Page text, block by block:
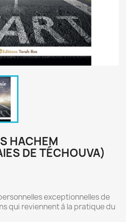
HACHEM
DE TÉCHOUVA)
exceptionnelles de
qui reviennent à la pratique du